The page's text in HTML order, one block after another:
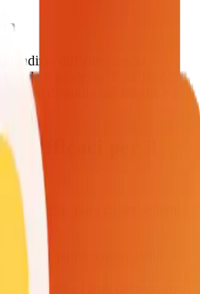
indizio difficile rilascia
il processo di studio del
di studio più lunghe e a
efficaci per il
Cruciverba
le parole chiave della